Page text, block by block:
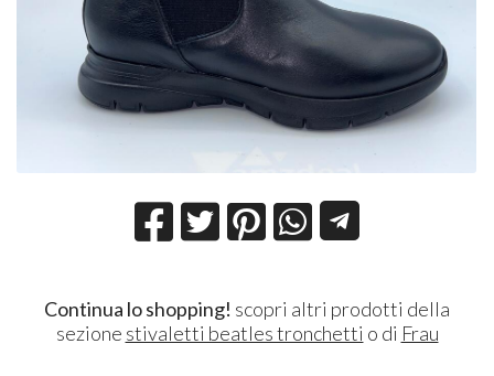
Continua lo shopping! scopri altri prodotti della
sezione stivaletti beatles tronchetti o di Frau